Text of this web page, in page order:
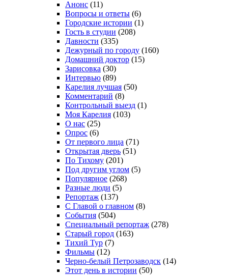
Анонс (11)
Вопросы и ответы (6)
Городские истории (1)
Гость в студии (208)
Давности (335)
Дежурный по городу (160)
Домашний доктор (15)
Зарисовка (30)
Интервью (89)
Карелия лучшая (50)
Комментарий (8)
Контрольный выезд (1)
Моя Карелия (103)
О нас (25)
Опрос (6)
От первого лица (71)
Открытая дверь (51)
По Тихому (201)
Под другим углом (5)
Популярное (268)
Разные люди (5)
Репортаж (137)
С Главой о главном (8)
События (504)
Специальный репортаж (278)
Старый город (163)
Тихий Тур (7)
Фильмы (12)
Черно-белый Петрозаводск (14)
Этот день в истории (50)